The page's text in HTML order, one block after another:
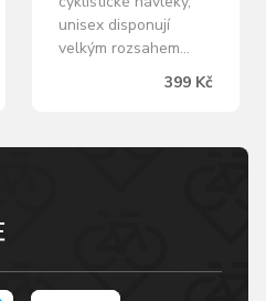
unisex disponují
velkým rozsahem
širší pleténý vrchní
399 Kč